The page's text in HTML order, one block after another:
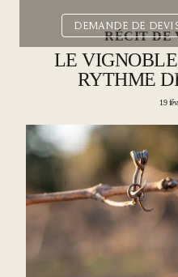
DEMANDE DE
RÉCIT DE
LE
RYTHME
19